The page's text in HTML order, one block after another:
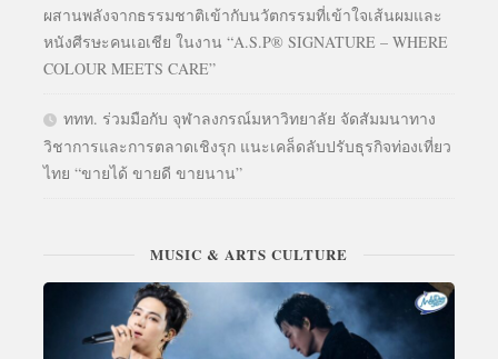
ผสานพลังจากธรรมชาติเข้ากับนวัตกรรมที่เข้าใจเส้นผมและ
หนังศีรษะคนเอเชีย ในงาน “A.S.P® SIGNATURE – WHERE
COLOUR MEETS CARE”
ททท. ร่วมมือกับ จุฬาลงกรณ์มหาวิทยาลัย จัดสัมมนาทาง
วิชาการและการตลาดเชิงรุก แนะเคล็ดลับปรับธุรกิจท่องเที่ยว
ไทย “ขายได้ ขายดี ขายนาน”
MUSIC & ARTS CULTURE